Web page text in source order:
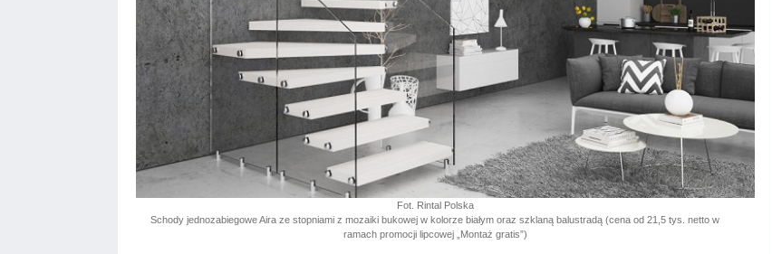
Fot. Rintal Polska
Schody jednozabiegowe Aira ze stopniami z mozaiki bukowej w kolorze białym oraz szklaną balustradą (cena od 21,5 tys. netto w
ramach promocji lipcowej „Montaż gratis”)